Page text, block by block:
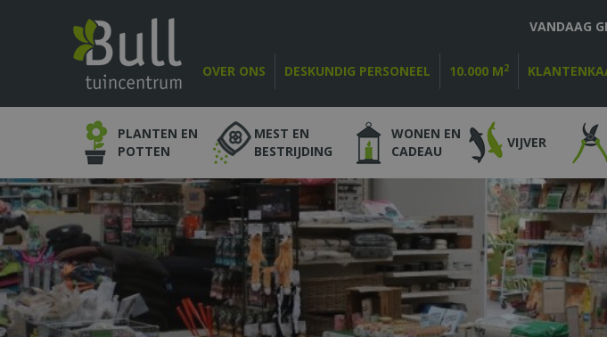
OVER ONS DESKUNDIG PERSONEEL 10.000 M2
VANDAAG
PLANTEN EN
POTTEN
MEST EN
BESTRIJDING
WONEN EN
CADEAU
VIJVER